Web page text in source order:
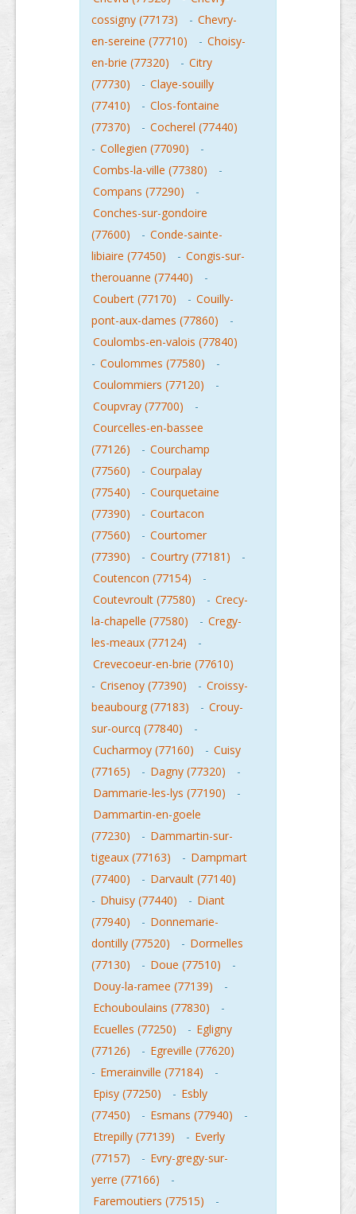
cossigny (77173)
- Chevry-
en-sereine (77710)
- Choisy-
en-brie (77320)
- Citry
(77730)
- Claye-souilly
(77410)
- Clos-fontaine
(77370)
- Cocherel (77440)
- Collegien (77090)
-
Combs-la-ville (77380)
-
Compans (77290)
-
Conches-sur-gondoire
(77600)
- Conde-sainte-
libiaire (77450)
- Congis-sur-
therouanne (77440)
-
Coubert (77170)
- Couilly-
pont-aux-dames (77860)
-
Coulombs-en-valois (77840)
- Coulommes (77580)
-
Coulommiers (77120)
-
Coupvray (77700)
-
Courcelles-en-bassee
(77126)
- Courchamp
(77560)
- Courpalay
(77540)
- Courquetaine
(77390)
- Courtacon
(77560)
- Courtomer
(77390)
- Courtry (77181)
-
Coutencon (77154)
-
Coutevroult (77580)
- Crecy-
la-chapelle (77580)
- Cregy-
les-meaux (77124)
-
Crevecoeur-en-brie (77610)
- Crisenoy (77390) - Croissy-
beaubourg (77183)
- Crouy-
sur-ourcq (77840)
-
Cucharmoy (77160)
- Cuisy
(77165)
- Dagny (77320)
-
Dammarie-les-lys (77190)
-
Dammartin-en-goele
(77230)
- Dammartin-sur-
tigeaux (77163)
- Dampmart
(77400)
- Darvault (77140)
- Dhuisy (77440) - Diant
(77940)
- Donnemarie-
dontilly (77520)
- Dormelles
(77130)
- Doue (77510)
-
Douy-la-ramee (77139)
-
Echouboulains (77830)
-
Ecuelles (77250)
- Egligny
(77126)
- Egreville (77620)
- Emerainville (77184)
-
Episy (77250)
- Esbly
(77450)
- Esmans (77940)
-
Etrepilly (77139)
- Everly
(77157)
- Evry-gregy-sur-
yerre (77166)
-
Faremoutiers (77515)
-